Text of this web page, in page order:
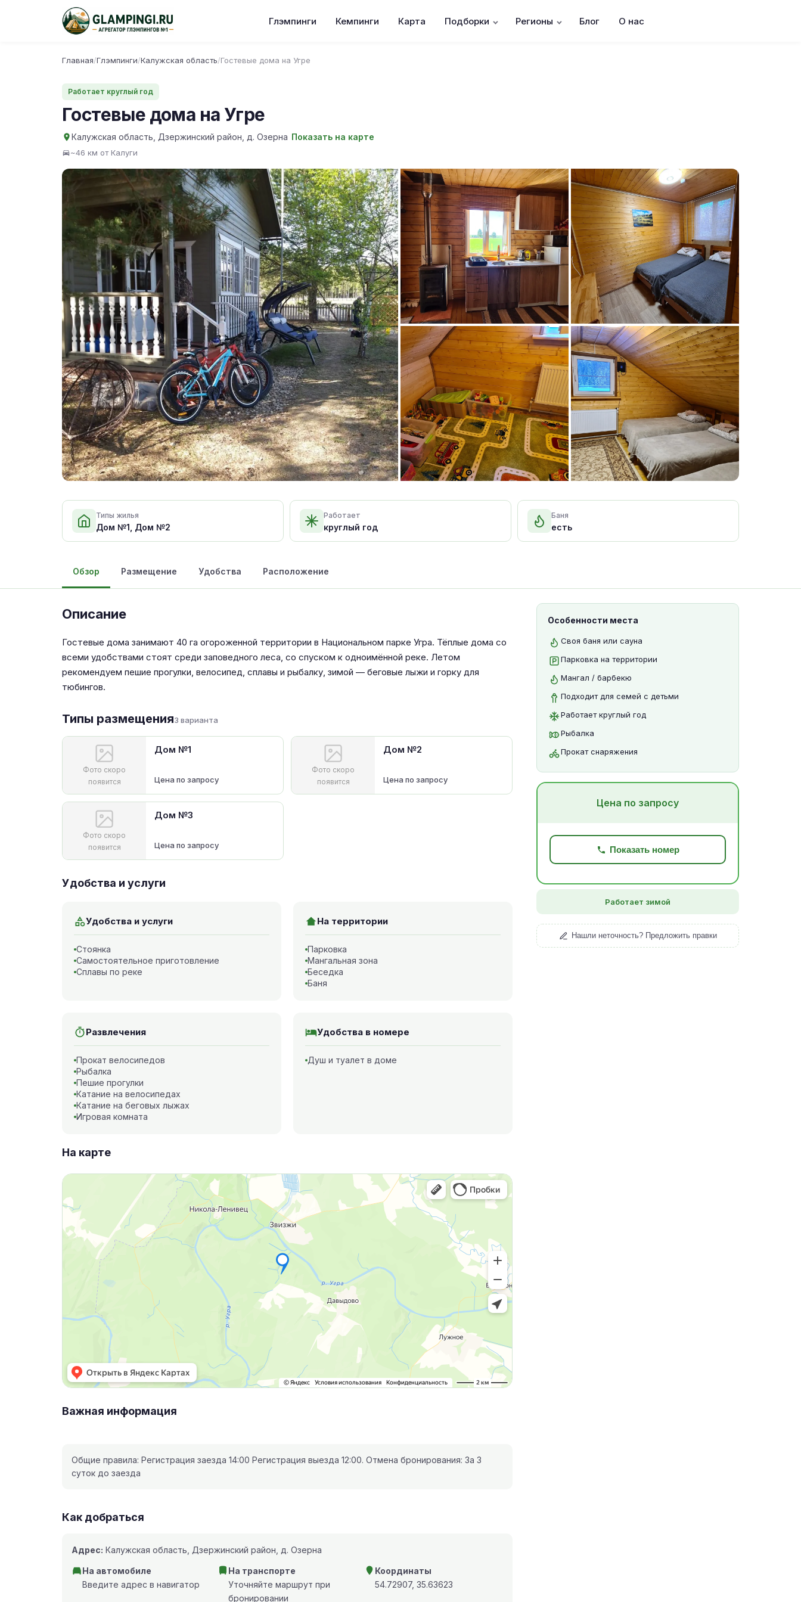
Глэмпинги Кемпинги Карта Подборки Регионы Блог О нас
Главная/Глэмпинги/Калужская область/Гостевые дома на Угре
Работает круглый год
Гостевые дома на Угре
Калужская область, Дзержинский район, д. Озерна Показать на карте
~46 км от Калуги
Типы жилья
Дом №1, Дом №2
Работает
круглый год
Баня
есть
Обзор Размещение Удобства Расположение
Описание
Гостевые дома занимают 40 га огороженной территории в Национальном парке Угра. Тёплые дома со
всеми удобствами стоят среди заповедного леса, со спуском к одноимённой реке. Летом
рекомендуем пешие прогулки, велосипед, сплавы и рыбалку, зимой — беговые лыжи и горку для
тюбингов.
Типы размещения3 варианта
Фото скоро
появится
Дом №1
Цена по запросу
Фото скоро
появится
Дом №2
Цена по запросу
Фото скоро
появится
Дом №3
Цена по запросу
Удобства и услуги
Удобства и услуги
Стоянка
Самостоятельное приготовление
Сплавы по реке
На территории
Парковка
Мангальная зона
Беседка
Баня
Развлечения
Прокат велосипедов
Рыбалка
Пешие прогулки
Катание на велосипедах
Катание на беговых лыжах
Игровая комната
Удобства в номере
Душ и туалет в доме
На карте
Важная информация
Общие правила: Регистрация заезда 14:00 Регистрация выезда 12:00. Отмена бронирования: За 3
суток до заезда
Как добраться
Адрес: Калужская область, Дзержинский район, д. Озерна
На автомобиле
Введите адрес в навигатор
На транспорте
Уточняйте маршрут при
бронировании
Координаты
54.72907, 35.63623
Особенности места
Своя баня или сауна
Парковка на территории
Мангал / барбекю
Подходит для семей с детьми
Работает круглый год
Рыбалка
Прокат снаряжения
Цена по запросу
Показать номер
Работает зимой
Нашли неточность? Предложить правки